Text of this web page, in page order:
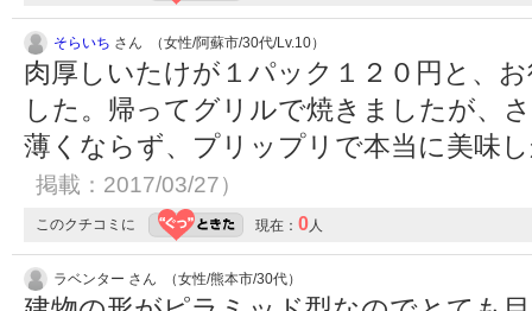
そらいち さん （女性/阿蘇市/30代/Lv.10）
肉厚しいたけが１パック１２０円と、
した。帰ってグリルで焼きましたが、
薄くならず、プリップリで本当に美味
掲載：2017/03/27）
このクチコミに 現在： 0人
ラベンター さん （女性/熊本市/30代）